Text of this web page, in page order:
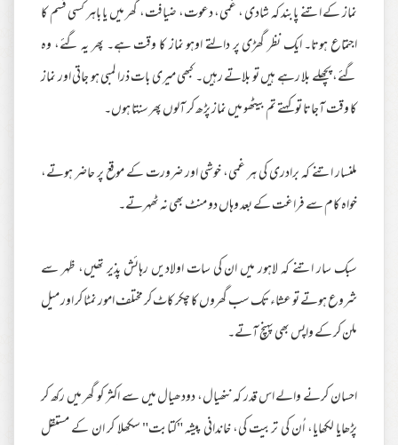
نماز کے اتنے پابند کہ شادی ، غمی، دعوت، ضیافت، گھر میں یا باہر کسی قسم کا
اجتماع ہوتا۔ ایک نظر گھڑی پر دالتے اوہو نماز کا وقت ہے۔ پھر یہ گئے، وہ
گئے، پچھلے بلا رہے ہیں تو بلاتے رہیں۔ کبھی میری بات ذرا لمبی ہو جاتی اور نماز
کا وقت آجاتا تو کہتے تم بیٹھو میں نماز پڑھ کر آلوں پھر سنتا ہوں۔
ملنسار اتنے کہ برادری کی ہر غمی، خوشی اور ضرورت کے موقع پر حاضر ہوتے،
خواہ کام سے فراغت کے بعد وہاں دو منٹ بھی نہ ٹھہرتے۔
سبک سار اتنے کہ لاہور میں ان کی سات اولادیں رہائش پذیر تھیں، ظہر سے
شروع ہوتے تو عشاء تک سب گھروں کا چکر کاٹ کر مختلف امور نمٹا کر اور میل
ملن کر کے واپس بھی پہنچ آتے۔
احسان کرنے والے اس قدر کہ ننھیال، دودھیال میں سے اکثر کو گھر میں رکھ کر
پڑھایا لکھایا، اُن کی تربیت کی، خاندانی پیشہ "کتابت" سکھلا کر ان کے مستقل